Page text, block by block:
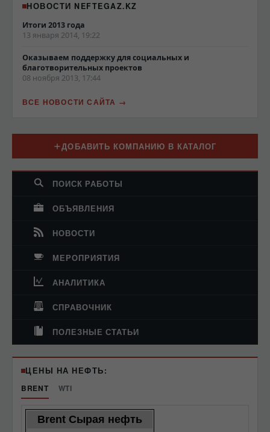
ДОБАВИТЬ КОМПАНИЮ В КАТАЛОГ
ПОИСК РАБОТЫ
ОБЪЯВЛЕНИЯ
НОВОСТИ
МЕРОПРИЯТИЯ
АНАЛИТИКА
СПРАВОЧНИК
ПОЛЕЗНЫЕ СТАТЬИ
ЦЕНЫ НА НЕФТЬ:
BRENT
WTI
Brent Сырая нефть
НОВОСТИ NEFTEGAZ.KZ
Итоги 2013 года
13 января 2014, 19:22
Оказываем поддержку для социальных и
благотворительных проектов
08 ноября 2013, 17:44
ВСЕ НОВОСТИ САЙТА